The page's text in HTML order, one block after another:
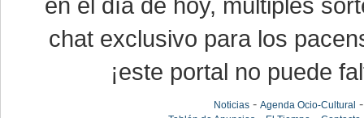
en el día de hoy, múltiples
chat exclusivo para los
¡este portal no puede
Noticias -Agenda Ocio-Cultural